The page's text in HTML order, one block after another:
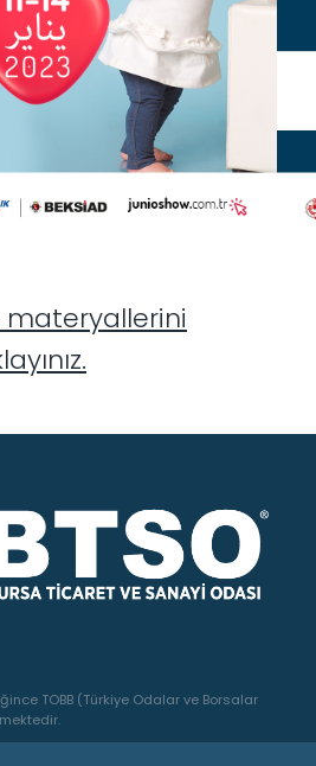
materyallerini
TOBB (Türkiye Odalar ve Borsalar